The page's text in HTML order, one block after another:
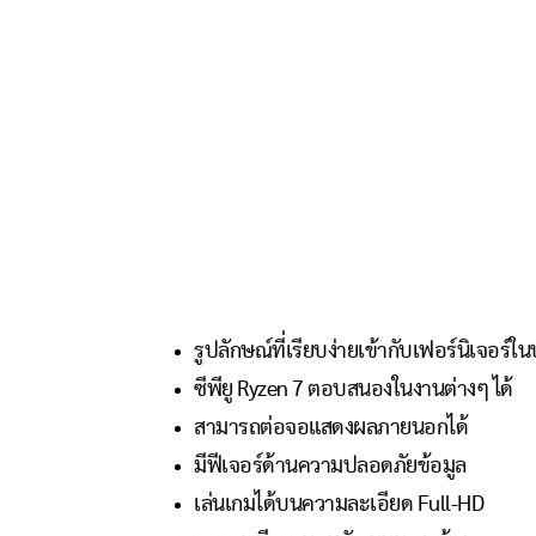
รูปลักษณ์ที่เรียบง่ายเข้ากับเฟอร์นิเจอร์ใ
ซีพียู Ryzen 7 ตอบสนองในงานต่างๆ ได้
สามารถต่อจอแสดงผลภายนอกได้
มีฟีเจอร์ด้านความปลอดภัยข้อมูล
เล่นเกมได้บนความละเอียด Full-HD